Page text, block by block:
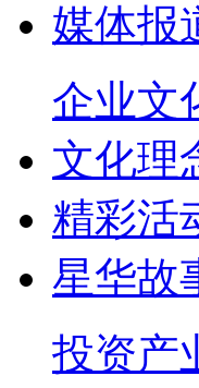
媒体报
企业文
文化理
精彩活
星华故
投资产